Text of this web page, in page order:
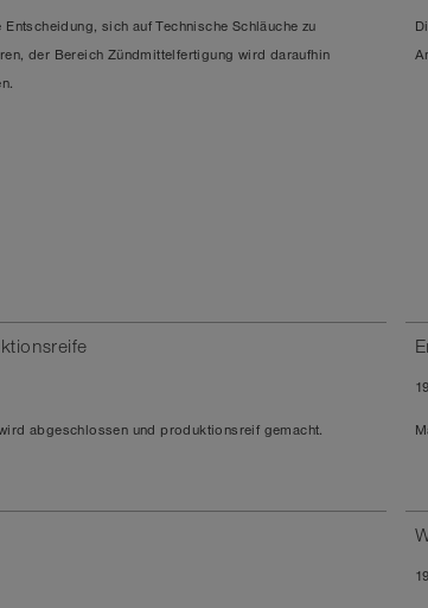
Entscheidung, sich aufTechnische Schläuche zu
der Bereich Zündmittelfertigung wird daraufhin
abgeschlossen und produktionsreif gemacht.